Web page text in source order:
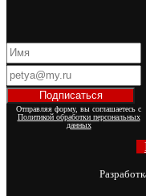
Отправляя форму, вы соглашаетесь с
Политикой обработки персональных
данных